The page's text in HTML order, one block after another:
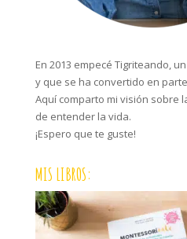
En 2013 empecé Tigriteando,
y que se ha convertido en
Aquí comparto mi visión sobre
de entender la vida.
¡Espero que te guste!
MIS LIBROS: